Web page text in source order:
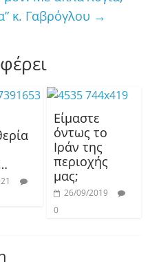
κ. Γαβρόγλου →
Είμαστε
όντως το
Ιράν της
περιοχής
μας;
26/09/2019
0